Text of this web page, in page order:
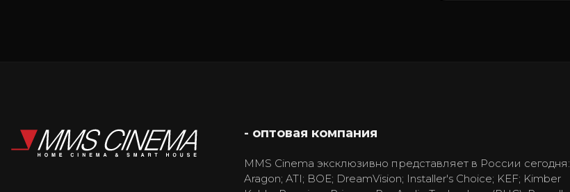
- оптовая компания
MMS Cinema эксклюзивно представляет в России сегодня:
Aragon; ATI; BOE; DreamVision; Installer's Choice; KEF; Kimber